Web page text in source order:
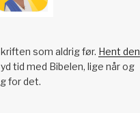
som aldrig før. Hent den
tid med Bibelen, lige når og
for det.